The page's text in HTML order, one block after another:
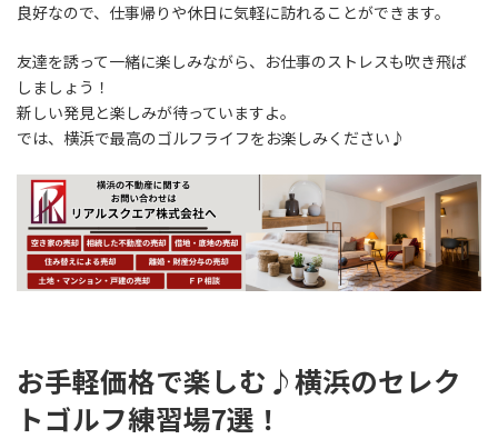
良好なので、仕事帰りや休日に気軽に訪れることができます。
友達を誘って一緒に楽しみながら、お仕事のストレスも吹き飛ば
しましょう！
新しい発見と楽しみが待っていますよ。
では、横浜で最高のゴルフライフをお楽しみください♪
お手軽価格で楽しむ♪横浜のセレク
トゴルフ練習場7選！